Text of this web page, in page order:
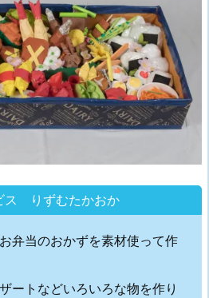
ス りずむたかおか
弁当のおかずを素材使って作
ートなどいろいろな物を作り